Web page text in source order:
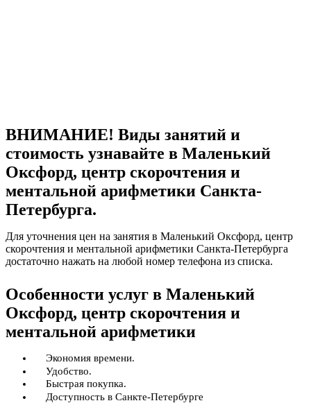
ВНИМАНИЕ! Виды занятий и
стоимость узнавайте в Маленький
Оксфорд, центр скорочтения и
ментальной арифметики Санкта-
Петербурга.
Для уточнения цен на занятия в Маленький Оксфорд, центр
скорочтения и ментальной арифметики Санкта-Петербурга
достаточно нажать на любой номер телефона из списка.
Особенности услуг в Маленький
Оксфорд, центр скорочтения и
ментальной арифметики
Экономия времени.
Удобство.
Быстрая покупка.
Доступность в Санкте-Петербурге